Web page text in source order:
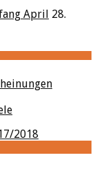
April 28.